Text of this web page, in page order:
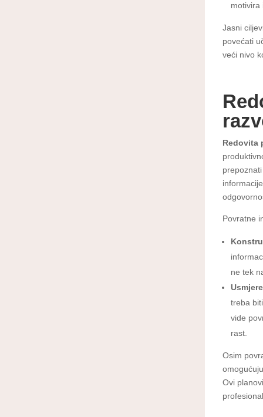
motivira
Jasni
povećati
veći nivo
Redovita
Povratne
ne tek
treba
vide
rast.
Osim
Ovi